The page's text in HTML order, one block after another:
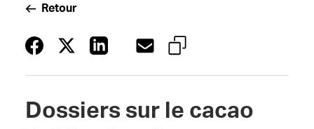
Retour
Dossiers sur le cacao